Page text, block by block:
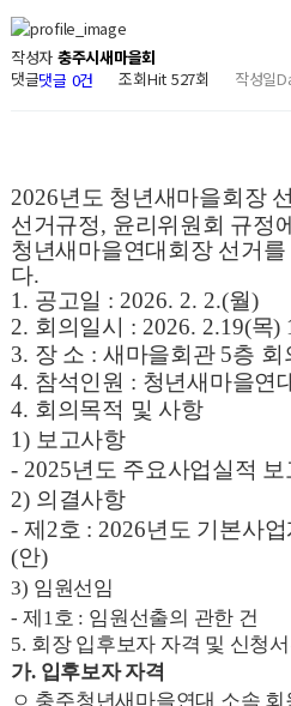
작성자 충주시새마을회
댓글댓글 0건 조회Hit 527회 작성일
2026년도 청년새마을회장
선거규정, 윤리위원회 규정에
청년새마을연대회장 선거
다.
1. 공고일 : 2026. 2. 2.(월)
2. 회의일시 : 2026. 2.19(목)
3. 장 소 : 새마을회관 5층 회
4. 참석인원 : 청년새마을연
4. 회의목적 및 사항
1) 보고사항
- 2025년도 주요사업실적 보
2) 의결사항
- 제 2호 : 2026년도 기본사
(안)
3) 임원선임
- 제 1호 : 임원선출의 관한 건
5. 회장 입후보자 자격 및 신청
가. 입후보자 자격
ㅇ 충주청년새마을연대 소속